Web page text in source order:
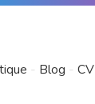
Blog CV